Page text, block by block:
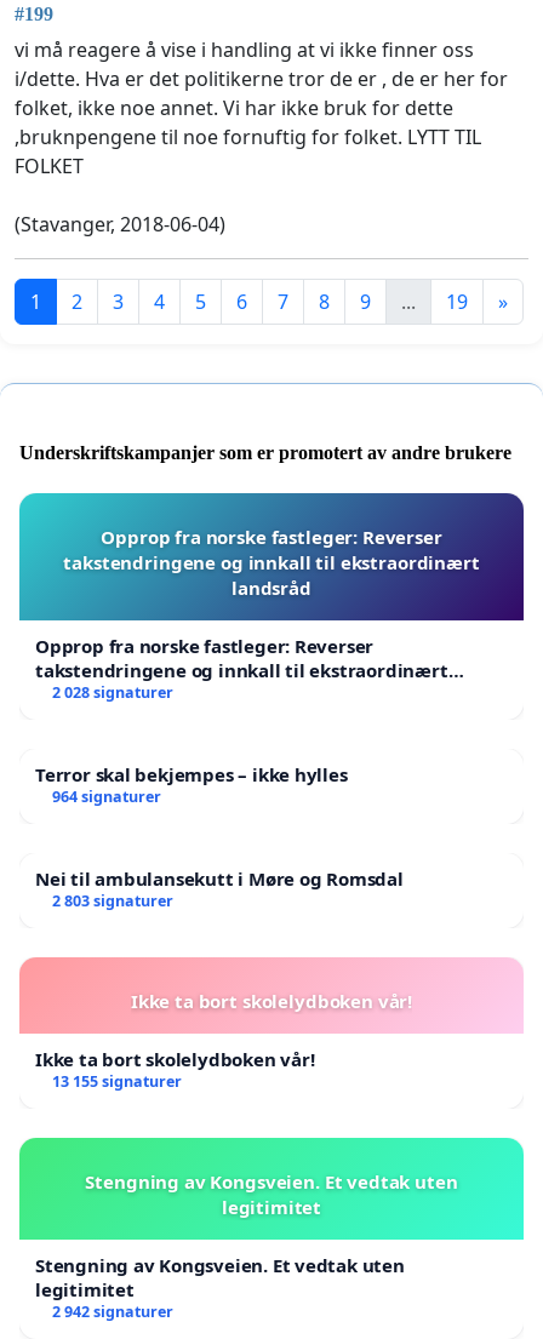
#199
vi må reagere å vise i handling at vi ikke finner oss
i/dette. Hva er det politikerne tror de er , de er her for
folket, ikke noe annet. Vi har ikke bruk for dette
,bruknpengene til noe fornuftig for folket. LYTT TIL
FOLKET
(Stavanger, 2018-06-04)
1 2 3 4 5 6 7 8 9 ... 19 »
Underskriftskampanjer som er promotert av andre brukere
Opprop fra norske fastleger: Reverser
takstendringene og innkall til ekstraordinært
landsråd
Opprop fra norske fastleger: Reverser
takstendringene og innkall til ekstraordinært
landsråd
2 028 signaturer
Terror skal bekjempes – ikke hylles
964 signaturer
Nei til ambulansekutt i Møre og Romsdal
2 803 signaturer
Ikke ta bort skolelydboken vår!
Ikke ta bort skolelydboken vår!
13 155 signaturer
Stengning av Kongsveien. Et vedtak uten
legitimitet
Stengning av Kongsveien. Et vedtak uten
legitimitet
2 942 signaturer